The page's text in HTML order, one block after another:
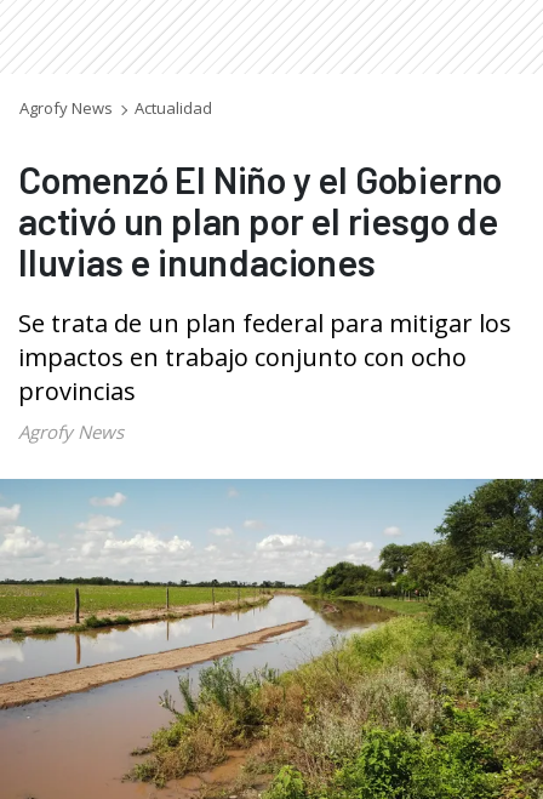
Agrofy News Actualidad
Comenzó El Niño y el Gobierno
activó un plan por el riesgo de
lluvias e inundaciones
Se trata de un plan federal para mitigar los
impactos en trabajo conjunto con ocho
provincias
Agrofy News